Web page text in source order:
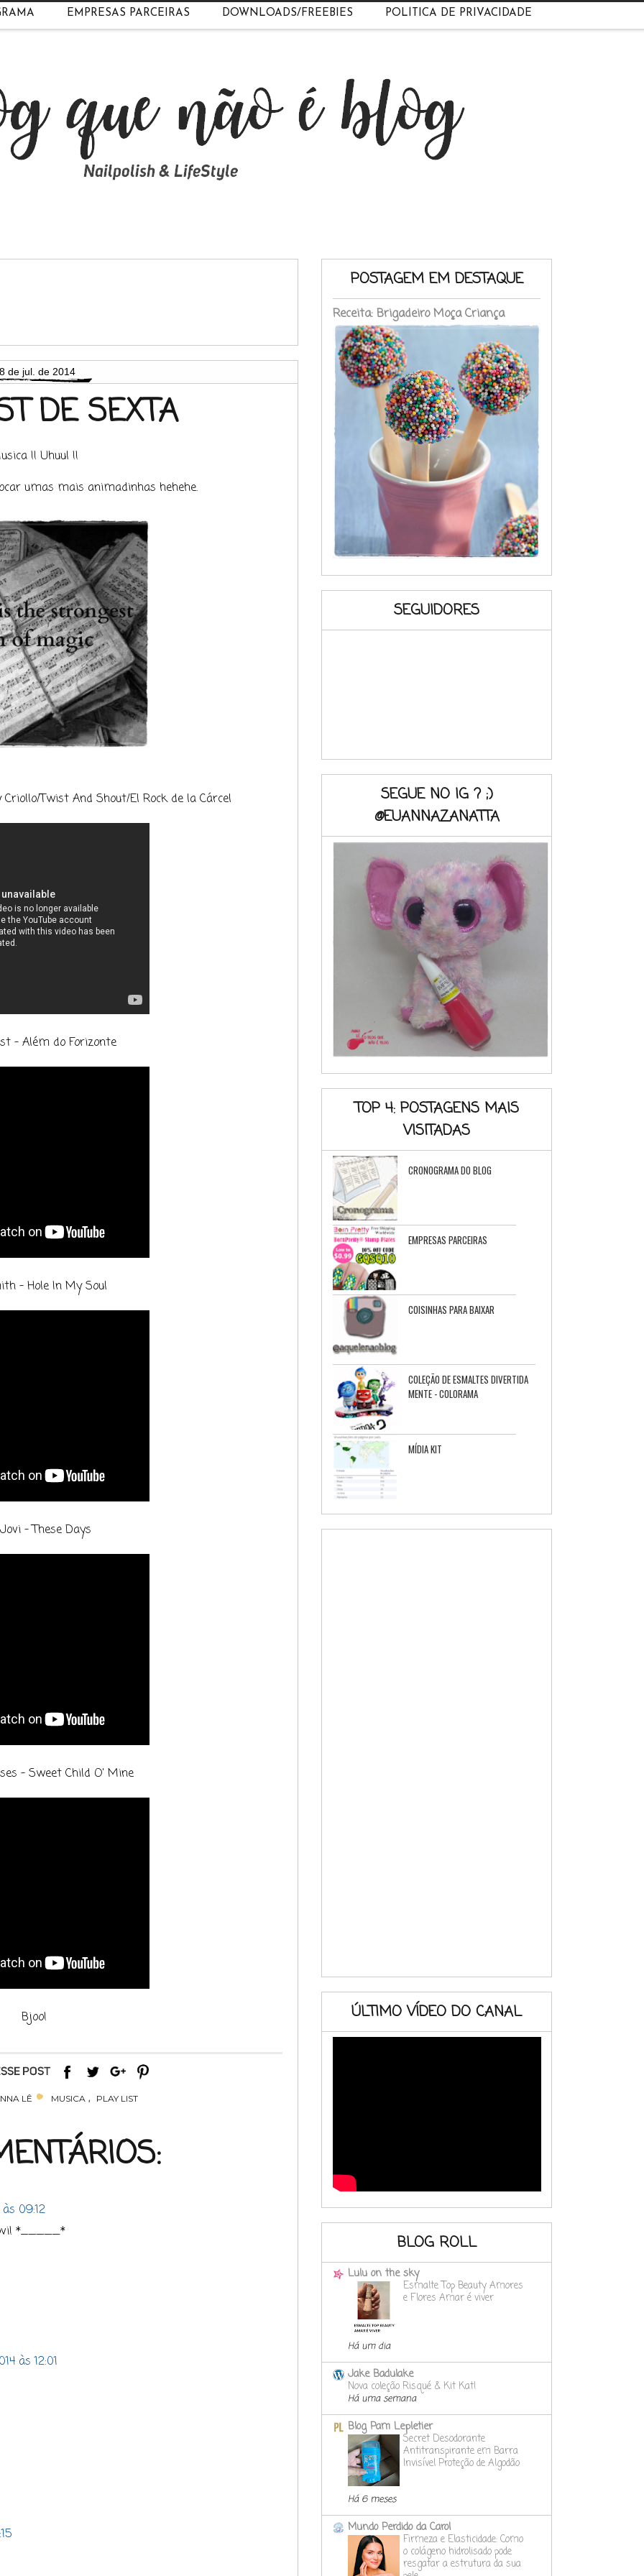
EMPRESAS PARCEIRAS DOWNLOADS/FREEBIES POLÍTICA DE PRIVACIDADE
de jul. de 2014
DE SEXTA
!! Uhuul !!
umas mais animadinhas hehehe.
Twist And Shout/El Rock de la Cárcel
- Além do Forizonte
- Hole In My Soul
- These Days
- Sweet Child O' Mine
Bjoo!
LÊ MUSICA , PLAY LIST
09:12
*_____*
às 12:01
POSTAGEM EM DESTAQUE
Receita: Brigadeiro Moça Criança
SEGUIDORES
SEGUE NO IG ? ;)
@EUANNAZANATTA
TOP 4: POSTAGENS MAIS
VISITADAS
CRONOGRAMA DO BLOG
EMPRESAS PARCEIRAS
COISINHAS PARA BAIXAR
COLEÇÃO DE ESMALTES DIVERTIDA
MENTE - COLORAMA
MÍDIA KIT
ÚLTIMO VÍDEO DO CANAL
BLOG ROLL
Lulu on the sky
Esmalte Top Beauty Amores
e Flores Amar é viver
Há um dia
Jake Badulake
Nova coleção Risqué & Kit Kat!
Há uma semana
Blog Pam Lepletier
Secret Desodorante
Antitranspirante em Barra
Invisível Proteção de Algodão
Há 6 meses
Mundo Perdido da Carol
Firmeza e Elasticidade: Como
o colágeno hidrolisado pode
resgatar a estrutura da sua